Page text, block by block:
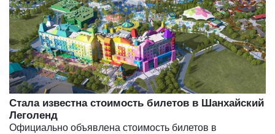
Стала известна стоимость билетов в Шанхайский
Леголенд
Официально объявлена стоимость билетов в